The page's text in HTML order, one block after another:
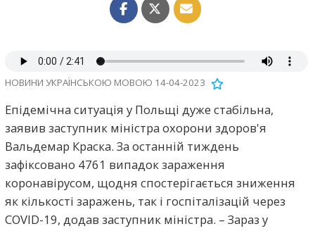
НОВИНИ УКРАЇНСЬКОЮ МОВОЮ 14-04-2023
Епідемічна ситуація у Польщі дуже стабільна,
заявив заступник міністра охорони здоров'я
Вальдемар Краска. За останній тиждень
зафіксовано 4761 випадок зараження
коронавірусом, щодня спостерігається зниження
як кількості заражень, так і госпіталізацій через
COVID-19, додав заступник міністра. – Зараз у